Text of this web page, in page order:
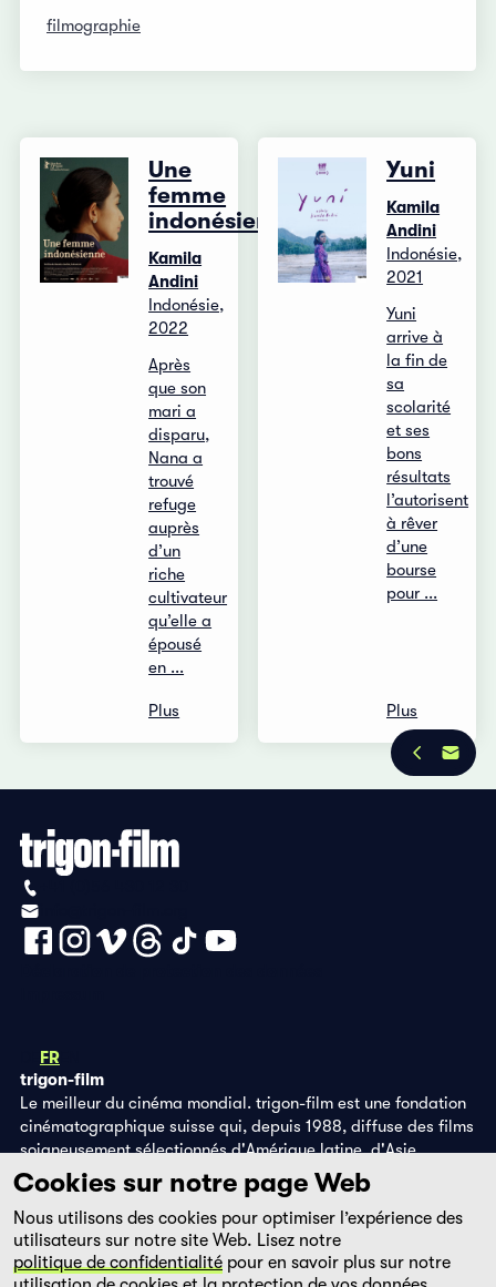
filmographie
Une
femme
indonésienne
Kamila
Andini
Indonésie,
2022
Après
que son
mari a
disparu,
Nana a
trouvé
refuge
auprès
d’un
riche
cultivateur
qu’elle a
épousé
en ...
Plus
Yuni
Kamila
Andini
Indonésie,
2021
Yuni
arrive à
la fin de
sa
scolarité
et ses
bons
résultats
l’autorisent
à rêver
d’une
bourse
pour ...
Plus
FR
trigon-film
Le meilleur du cinéma mondial. trigon-film est une fondation
cinématographique suisse qui, depuis 1988, diffuse des films
soigneusement sélectionnés d'Amérique latine, d'Asie,
d'Afrique et d'Europe de l'Est, dans les salles de cinéma,
grâce à ses propres éditions DVD et sur la plateforme de
streaming filmingo.
Cookies sur notre page Web
Nous utilisons des cookies pour optimiser l’expérience des
utilisateurs sur notre site Web. Lisez notre
politique de confidentialité pour en savoir plus sur notre